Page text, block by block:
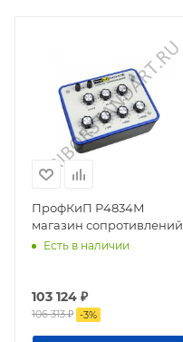
ПрофКиП Р4834М
магазин сопротивлений
Есть в наличии
103 124 ₽
106 313₽ -3%